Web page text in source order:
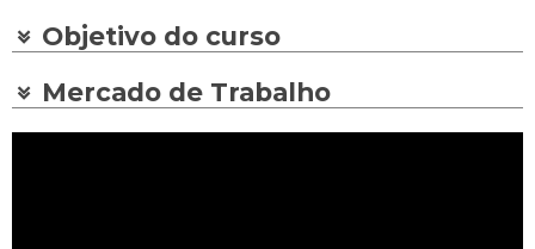
Objetivo do curso
Mercado de Trabalho